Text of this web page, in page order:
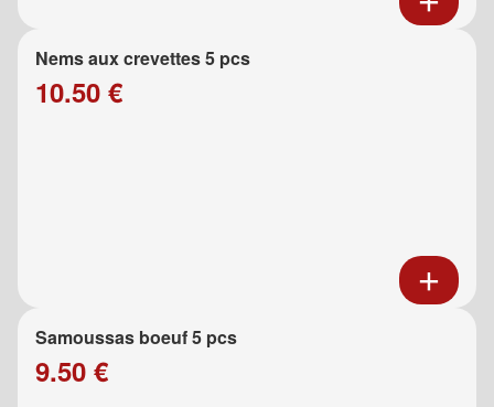
Nems aux crevettes 5 pcs
10.50 €
Samoussas boeuf 5 pcs
9.50 €